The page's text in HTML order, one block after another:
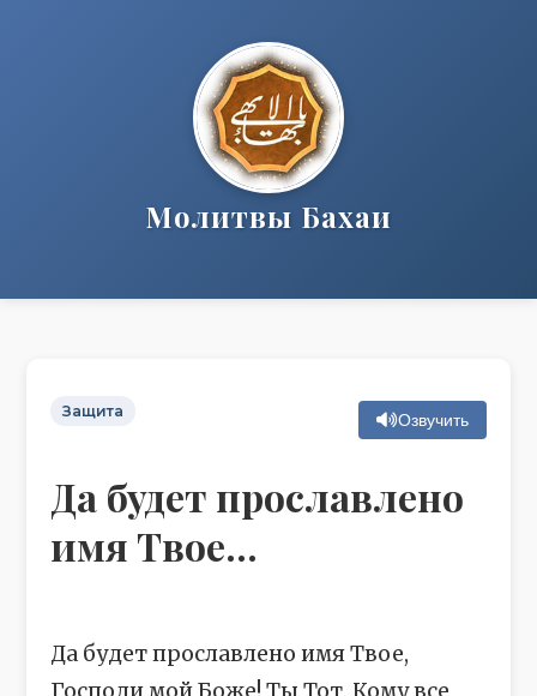
Молитвы Бахаи
Защита Озвучить
Да будет прославлено
имя Твое...
Да будет прославлено имя Твое,
Господи мой Боже! Ты Тот, Кому все